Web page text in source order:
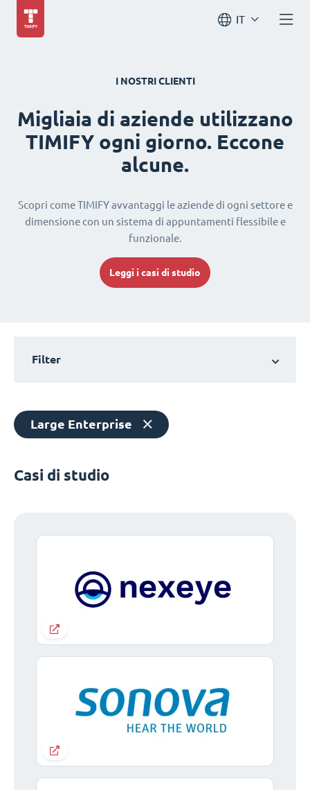
IT
I NOSTRI CLIENTI
Migliaia di aziende utilizzano
TIMIFY ogni giorno. Eccone
alcune.
Scopri come TIMIFY avvantaggi le aziende di ogni settore e
dimensione con un sistema di appuntamenti flessibile e
funzionale.
Leggi i casi di studio
Filter
Large Enterprise
Casi di studio